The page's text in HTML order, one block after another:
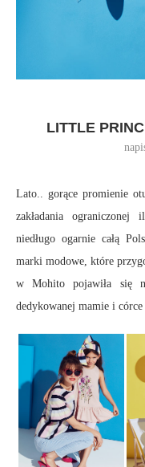
LITTLE
Lato.. gorące promienie
zakładania
niedługo ogarnie całą
marki modowe, które
w Mohito pojawiła się
dedykowanej mamie i córce